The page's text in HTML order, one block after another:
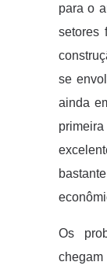
para o
setores
se
ainda
Os